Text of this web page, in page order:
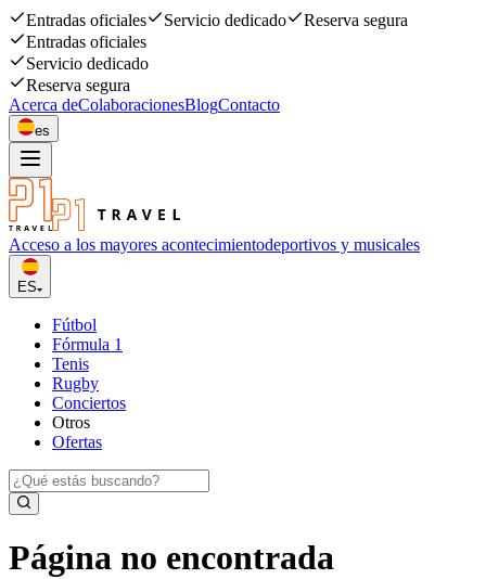
Entradas oficiales Servicio dedicado
Reserva segura
Entradas oficiales
Servicio dedicado
Reserva segura
Acerca deColaboracionesBlogContacto
es
Acceso a los mayores acontecimientodeportivos y musicales
ES
Fútbol
Fórmula 1
Tenis
Rugby
Conciertos
Otros
Ofertas
Página no encontrada